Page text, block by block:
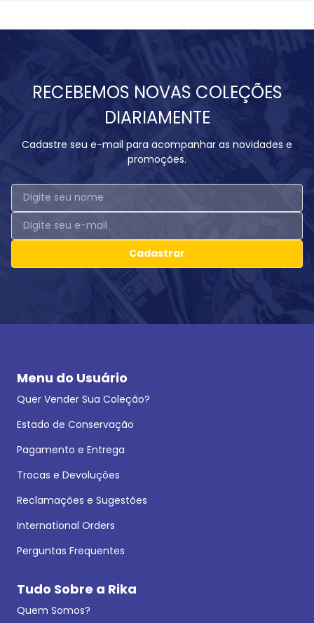
RECEBEMOS NOVAS COLEÇÕES
DIARIAMENTE
Cadastre seu e-mail para acompanhar as novidades e
promoções.
Cadastrar
Menu do Usuário
Quer Vender Sua Coleção?
Estado de Conservação
Pagamento e Entrega
Trocas e Devoluções
Reclamações e Sugestões
International Orders
Perguntas Frequentes
Tudo Sobre a Rika
Quem Somos?